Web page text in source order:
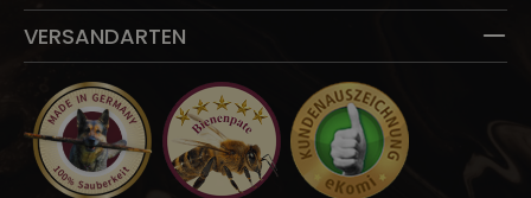
VERSANDARTEN